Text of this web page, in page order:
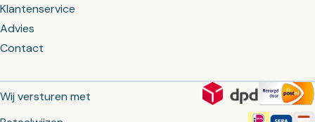
Klantenservice
Advies
Contact
Wij versturen met